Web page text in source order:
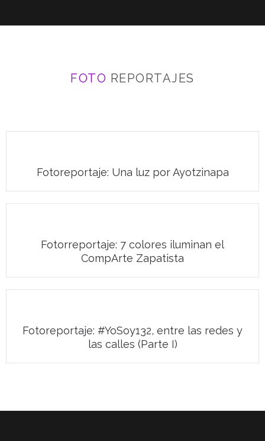
FOTO REPORTAJES
Fotoreportaje: Una luz por Ayotzinapa
Fotorreportaje: 7 colores iluminan el
CompArte Zapatista
Fotoreportaje: #YoSoy132, entre las redes y
las calles (Parte I)